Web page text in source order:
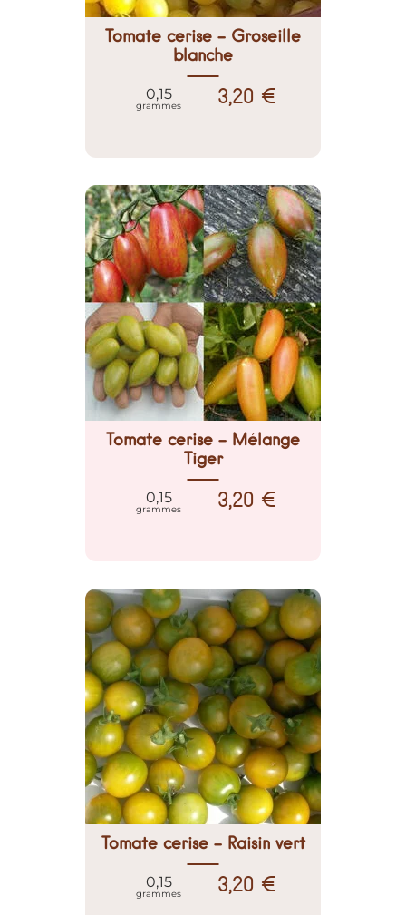
Tomate cerise - Groseille
blanche
0,15
grammes 3,20 €
Tomate cerise - Mélange
Tiger
0,15
grammes 3,20 €
Tomate cerise - Raisin vert
0,15
grammes 3,20 €